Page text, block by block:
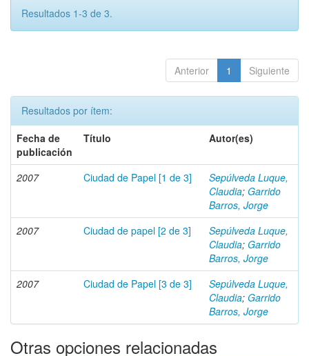
Resultados 1-3 de 3.
Anterior 1 Siguiente
Resultados por ítem:
Fecha de
publicación
Título Autor(es)
2007 Ciudad de Papel [1 de 3]
Sepúlveda Luque,
Claudia; Garrido
Barros, Jorge
2007
Ciudad de papel [2 de 3]
Sepúlveda Luque,
Claudia; Garrido
Barros, Jorge
2007
Ciudad de Papel [3 de 3]
Sepúlveda Luque,
Claudia; Garrido
Barros, Jorge
Otras opciones relacionadas